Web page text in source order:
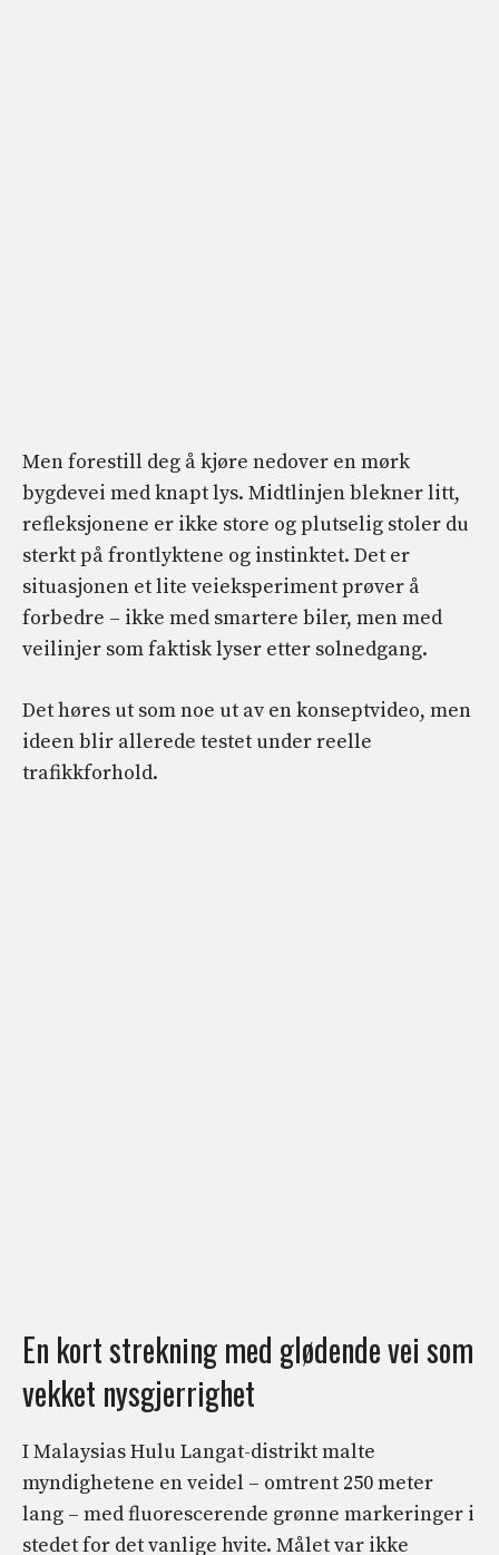
Men forestill deg å kjøre nedover en mørk
bygdevei med knapt lys. Midtlinjen blekner litt,
refleksjonene er ikke store og plutselig stoler du
sterkt på frontlyktene og instinktet. Det er
situasjonen et lite veieksperiment prøver å
forbedre – ikke med smartere biler, men med
veilinjer som faktisk lyser etter solnedgang.
Det høres ut som noe ut av en konseptvideo, men
ideen blir allerede testet under reelle
trafikkforhold.
En kort strekning med glødende vei som
vekket nysgjerrighet
I Malaysias Hulu Langat-distrikt malte
myndighetene en veidel – omtrent 250 meter
lang – med fluorescerende grønne markeringer i
stedet for det vanlige hvite. Målet var ikke